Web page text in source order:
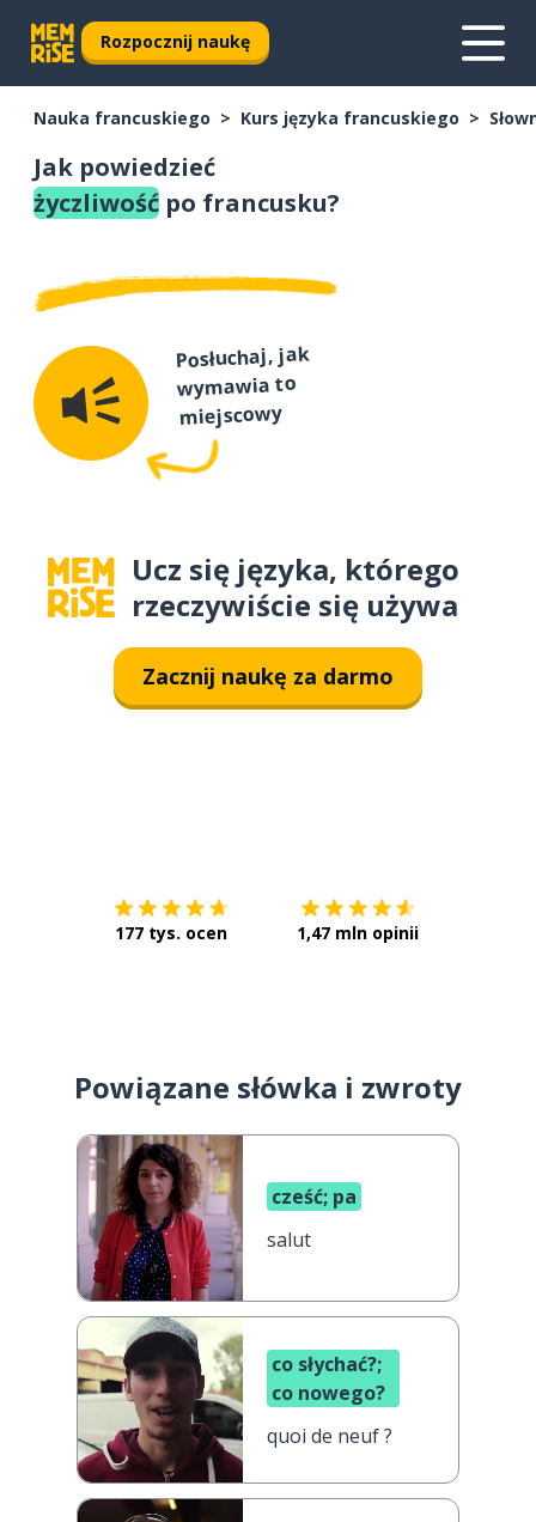
Rozpocznij naukę
Nauka francuskiego Kurs języka francuskiego
Jak powiedzieć
życzliwość po francusku?
Posłuchaj, jak
wymawia to
miejscowy
Ucz się języka, którego
rzeczywiście się używa
Zacznij naukę za darmo
177 tys. ocen 1,47 mln opinii
Powiązane słówka i zwroty
cześć; pa
salut
co słychać?;
co nowego?
quoi de neuf ?